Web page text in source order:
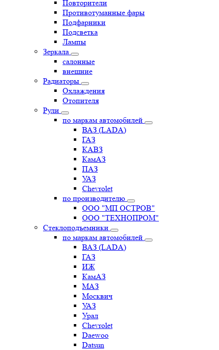
Повторители
Противотуманные фары
Подфарники
Подсветка
Лампы
Зеркала
салонные
внешние
Радиаторы
Охлаждения
Отопителя
Рули
по маркам автомобилей
ВАЗ (LADA)
ГАЗ
КАВЗ
КамАЗ
ПАЗ
УАЗ
Chevrolet
по производителю
ООО "МП ОСТРОВ"
ООО "ТЕХНОПРОМ"
Стеклоподъемники
по маркам автомобилей
ВАЗ (LADA)
ГАЗ
ИЖ
КамАЗ
МАЗ
Москвич
УАЗ
Урал
Chevrolet
Daewoo
Datsun